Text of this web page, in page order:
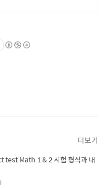
더보기
1 & 2 시험 형식과 내